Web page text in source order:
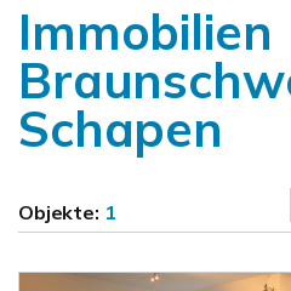
Immobilien
Schapen
Objekte: 1